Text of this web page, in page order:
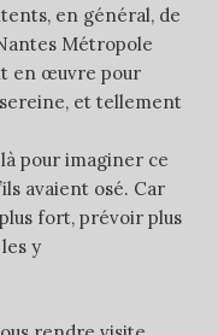
en général, de
Métropole
en œuvre pour
et tellement
pour imaginer ce
avaient osé. Car
fort, prévoir plus
y